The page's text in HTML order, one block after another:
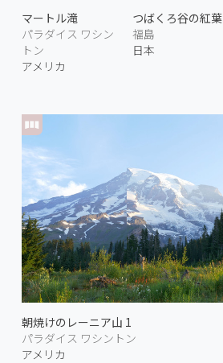
マートル滝
パラダイス ワシン
トン
アメリカ
朝焼けのレーニア山 1
パラダイス ワシントン
アメリカ
つばくろ谷の紅葉
福島
日本